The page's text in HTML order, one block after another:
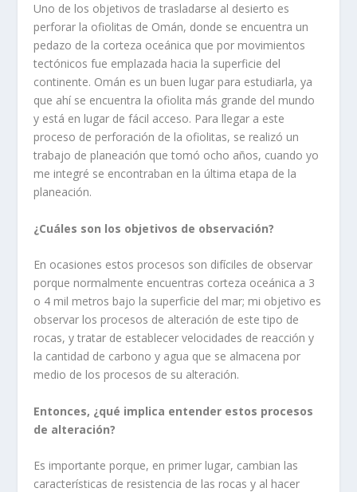
Uno de los objetivos de trasladarse al desierto es
perforar la ofiolitas de Omán, donde se encuentra un
pedazo de la corteza oceánica que por movimientos
tectónicos fue emplazada hacia la superficie del
continente. Omán es un buen lugar para estudiarla, ya
que ahí se encuentra la ofiolita más grande del mundo
y está en lugar de fácil acceso. Para llegar a este
proceso de perforación de la ofiolitas, se realizó un
trabajo de planeación que tomó ocho años, cuando yo
me integré se encontraban en la última etapa de la
planeación.
¿Cuáles son los objetivos de observación?
En ocasiones estos procesos son difíciles de observar
porque normalmente encuentras corteza oceánica a 3
o 4 mil metros bajo la superficie del mar; mi objetivo es
observar los procesos de alteración de este tipo de
rocas, y tratar de establecer velocidades de reacción y
la cantidad de carbono y agua que se almacena por
medio de los procesos de su alteración.
Entonces, ¿qué implica entender estos procesos
de alteración?
Es importante porque, en primer lugar, cambian las
características de resistencia de las rocas y al hacer